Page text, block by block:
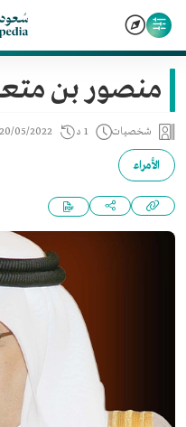
منصور بن
شخصيات 1 د 20/05/2022
الأمراء